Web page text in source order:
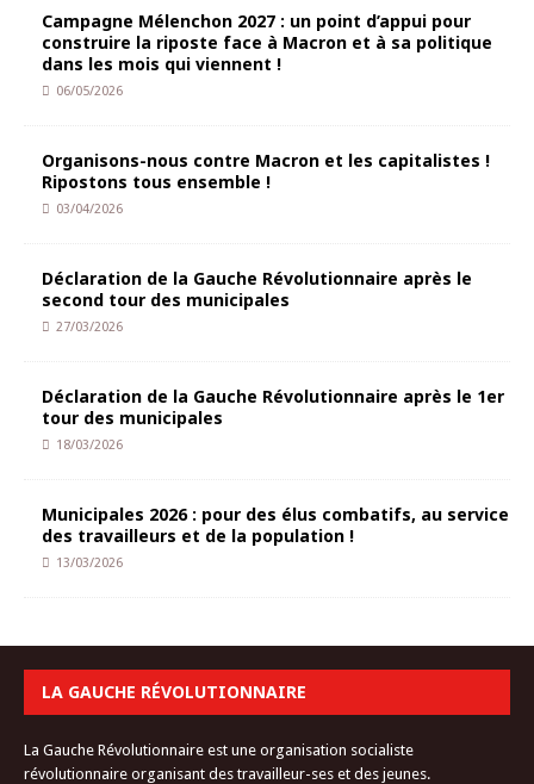
Campagne Mélenchon 2027 : un point d’appui pour
construire la riposte face à Macron et à sa politique
dans les mois qui viennent !
06/05/2026
Organisons-nous contre Macron et les capitalistes !
Ripostons tous ensemble !
03/04/2026
Déclaration de la Gauche Révolutionnaire après le
second tour des municipales
27/03/2026
Déclaration de la Gauche Révolutionnaire après le 1er
tour des municipales
18/03/2026
Municipales 2026 : pour des élus combatifs, au service
des travailleurs et de la population !
13/03/2026
LA GAUCHE RÉVOLUTIONNAIRE
La Gauche Révolutionnaire est une organisation socialiste
révolutionnaire organisant des travailleur-ses et des jeunes.